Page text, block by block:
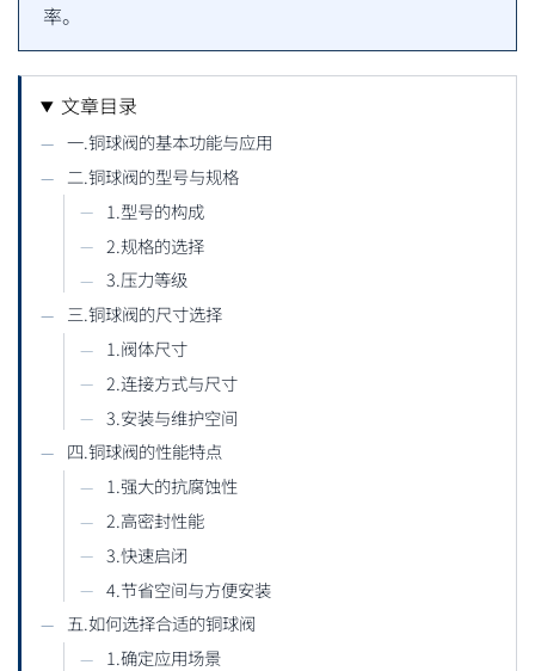
率。
文章目录
一.铜球阀的基本功能与应用
二.铜球阀的型号与规格
1.型号的构成
2.规格的选择
3.压力等级
三.铜球阀的尺寸选择
1.阀体尺寸
2.连接方式与尺寸
3.安装与维护空间
四.铜球阀的性能特点
1.强大的抗腐蚀性
2.高密封性能
3.快速启闭
4.节省空间与方便安装
五.如何选择合适的铜球阀
1.确定应用场景